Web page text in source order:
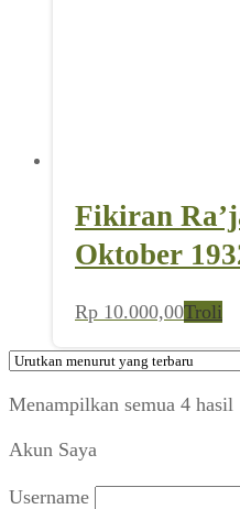
Fikiran
Oktober
Rp 10.000,00Troli
Menampilkan semua 4 hasil
Akun Saya
Username